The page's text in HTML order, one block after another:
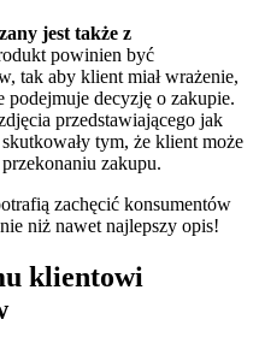
jest także z
powinien być
tak aby klient miał wrażenie,
podejmuje decyzję o zakupie.
przedstawiającego jak
tym, że klient może
zakupu.
zachęcić konsumentów
niż nawet najlepszy opis!
klientowi